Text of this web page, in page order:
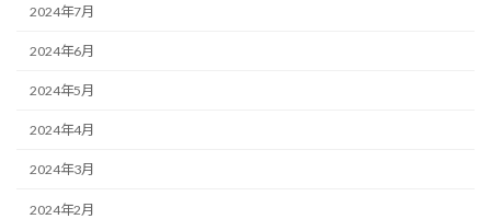
2024年7月
2024年6月
2024年5月
2024年4月
2024年3月
2024年2月